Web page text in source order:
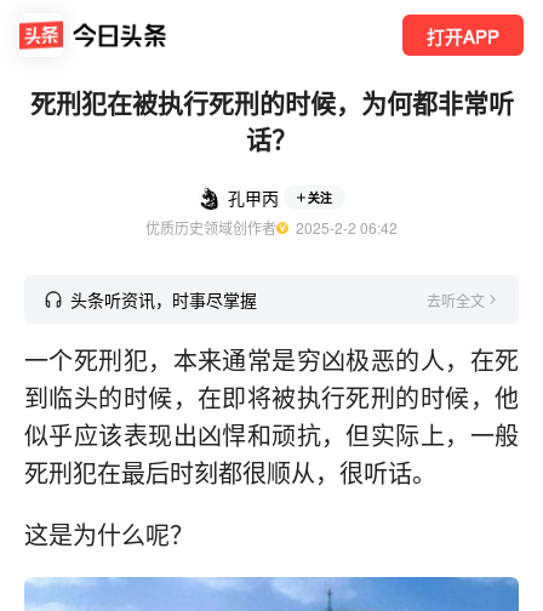
打开APP
死刑犯在被执行死刑的时候，为何都非常听
话？
孔甲丙 关注
优质历史领域创作者
  2025-2-2 06:42
头条听资讯，时事尽掌握 去听全文
一个死刑犯，本来通常是穷凶极恶的人，在死
到临头的时候，在即将被执行死刑的时候，他
似乎应该表现出凶悍和顽抗，但实际上，一般
死刑犯在最后时刻都很顺从，很听话。
这是为什么呢？